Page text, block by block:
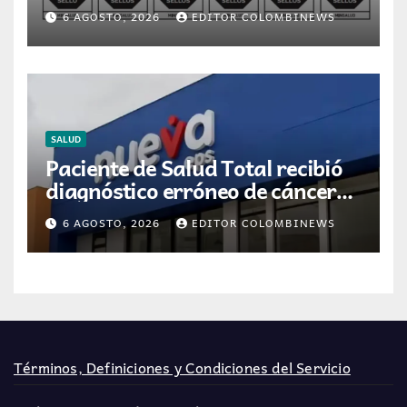
medicamentos en Colombia
6 AGOSTO, 2026 EDITOR COLOMBINEWS
SALUD
Paciente de Salud Total recibió
diagnóstico erróneo de cáncer
por resultados de otra persona
6 AGOSTO, 2026 EDITOR COLOMBINEWS
Términos, Definiciones y Condiciones del Servicio